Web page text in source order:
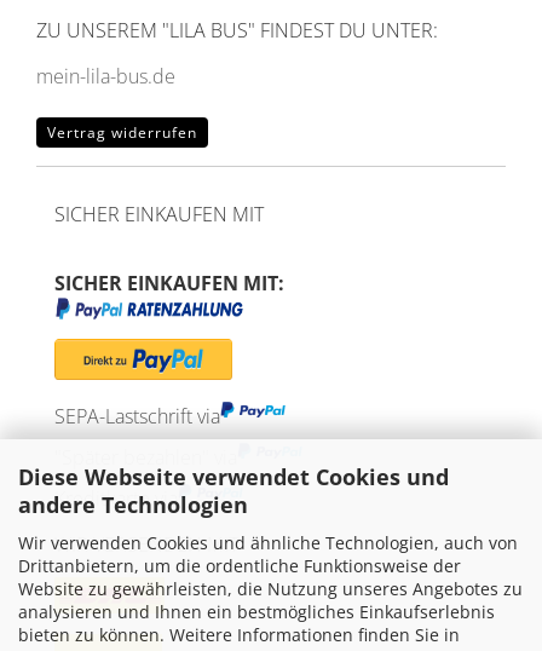
Diese Webseite verwendet Cookies und
andere Technologien
Wir verwenden Cookies und ähnliche Technologien, auch von
Drittanbietern, um die ordentliche Funktionsweise der
Website zu gewährleisten, die Nutzung unseres Angebotes zu
analysieren und Ihnen ein bestmögliches Einkaufserlebnis
bieten zu können. Weitere Informationen finden Sie in
ZU UNSEREM "LILA BUS" FINDEST DU UNTER:
mein-lila-bus.de
Vertrag widerrufen
SICHER EINKAUFEN MIT
SICHER EINKAUFEN MIT:
SEPA-Lastschrift via
Kreditkarte via
WIR VERSENDEN MIT